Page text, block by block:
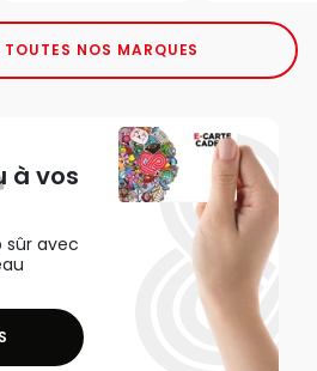
TOUTES NOS MARQUES
à vos
sûr avec